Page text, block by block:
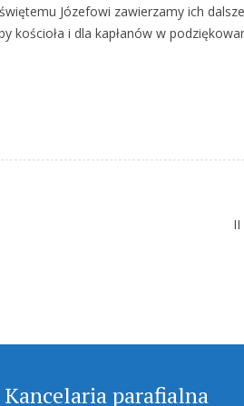
Józefowi zawierzamy ich
kościoła i dla kapłanów w
II
Kancelaria parafialna